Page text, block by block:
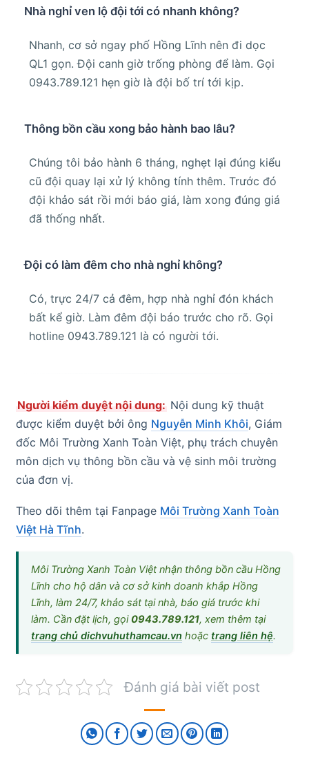
Nhà nghỉ ven lộ đội tới có nhanh không?
Nhanh, cơ sở ngay phố Hồng Lĩnh nên đi dọc
QL1 gọn. Đội canh giờ trống phòng để làm. Gọi
0943.789.121 hẹn giờ là đội bố trí tới kịp.
Thông bồn cầu xong bảo hành bao lâu?
Chúng tôi bảo hành 6 tháng, nghẹt lại đúng kiểu
cũ đội quay lại xử lý không tính thêm. Trước đó
đội khảo sát rồi mới báo giá, làm xong đúng giá
đã thống nhất.
Đội có làm đêm cho nhà nghỉ không?
Có, trực 24/7 cả đêm, hợp nhà nghỉ đón khách
bất kể giờ. Làm đêm đội báo trước cho rõ. Gọi
hotline 0943.789.121 là có người tới.
Người kiểm duyệt nội dung: Nội dung kỹ thuật
được kiểm duyệt bởi ông Nguyễn Minh Khôi, Giám
đốc Môi Trường Xanh Toàn Việt, phụ trách chuyên
môn dịch vụ thông bồn cầu và vệ sinh môi trường
của đơn vị.
Theo dõi thêm tại Fanpage Môi Trường Xanh Toàn
Việt Hà Tĩnh.
Môi Trường Xanh Toàn Việt nhận thông bồn cầu Hồng
Lĩnh cho hộ dân và cơ sở kinh doanh khắp Hồng
Lĩnh, làm 24/7, khảo sát tại nhà, báo giá trước khi
làm. Cần đặt lịch, gọi0943.789.121, xem thêm tại
trang chủ dichvuhuthamcau.vn hoặc trang liên hệ.
Đánh giá bài viết post